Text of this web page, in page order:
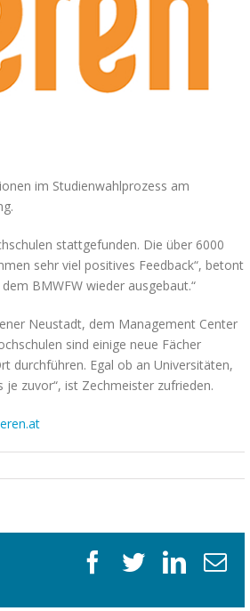
im Studienwahlprozess am
stattgefunden. Die über 6000
sehr viel positives Feedback“, betont
BMWFW wieder ausgebaut.“
Neustadt, dem Management Center
sind einige neue Fächer
durchführen. Egal ob an Universitäten,
zuvor“, ist Zechmeister zufrieden.
facebook
twitterlinkedin
E-